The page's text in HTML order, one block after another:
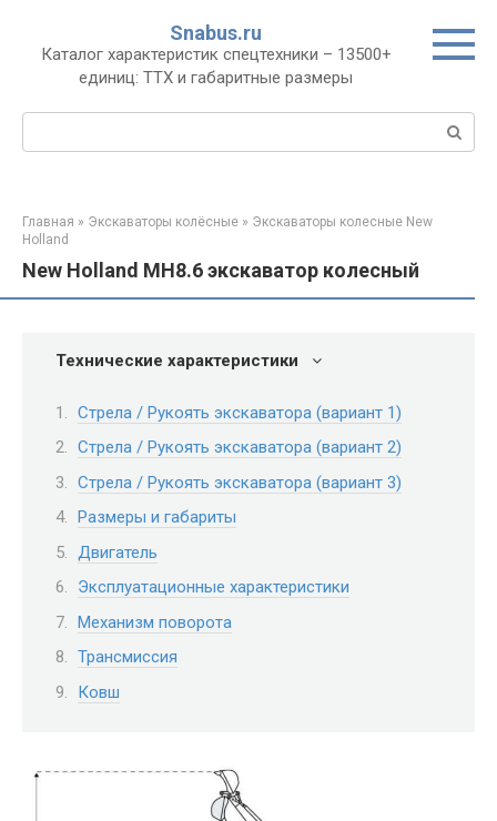
контенту
Snabus.ru
Каталог характеристик спецтехники – 13500+
единиц: ТТХ и габаритные размеры
Главная » Экскаваторы колёсные » Экскаваторы колесные New
Holland
New Holland MH8.6 экскаватор колесный
Технические характеристики
Стрела / Рукоять экскаватора (вариант 1)
Стрела / Рукоять экскаватора (вариант 2)
Стрела / Рукоять экскаватора (вариант 3)
Размеры и габариты
Двигатель
Эксплуатационные характеристики
Механизм поворота
Трансмиссия
Ковш